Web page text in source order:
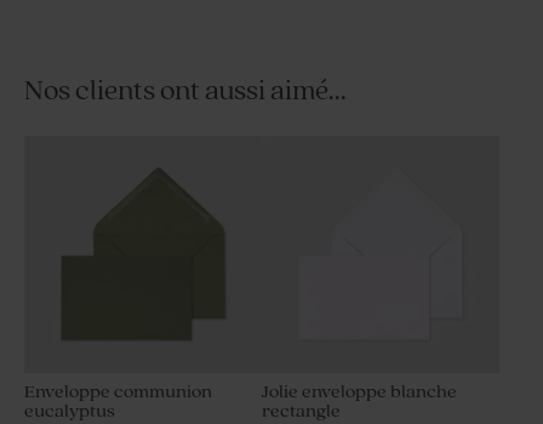
Nos clients ont aussi aimé...
Enveloppe communion
eucalyptus
Jolie enveloppe blanche
rectangle